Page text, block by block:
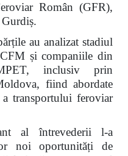
Român (GFR),
au analizat stadiul
și companiile din
inclusiv prin
fiind abordate
a transportului feroviar
al întrevederii l-a
noi oportunități de